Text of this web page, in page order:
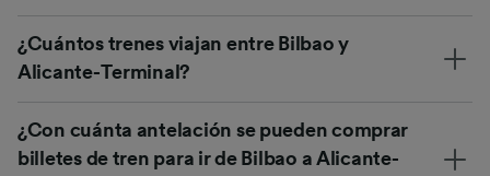
¿Cuántos trenes viajan entre Bilbao y
Alicante-Terminal?
¿Con cuánta antelación se pueden comprar
billetes de tren para ir de Bilbao a Alicante-